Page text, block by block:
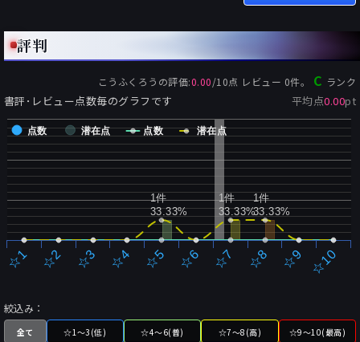
評判
こうふくろう の評価:0.00/10点 レビュー 0件。 C ランク
書評･レビュー点数毎のグラフです 平均点0.00pt
点数 潜在点 点数 潜在点
☆1 ☆2 ☆3 ☆4 ☆5 ☆6 ☆7 ☆8 ☆9 ☆10
1件
33.33%
1件
33.33%
1件
33.33%
絞込み：
全て ☆1～3(低) ☆4～6(普) ☆7～8(高) ☆9～10(最高)